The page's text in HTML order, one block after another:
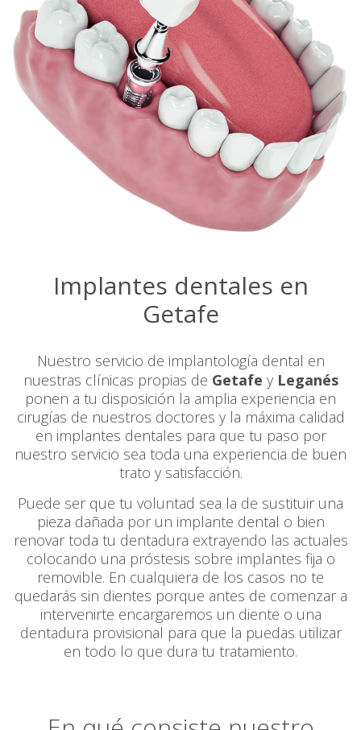
Implantes dentales en
Getafe
Nuestro servicio de implantología dental en
nuestras clínicas propias de Getafe y Leganés
ponen a tu disposición la amplia experiencia en
cirugías de nuestros doctores y la máxima calidad
en implantes dentales para que tu paso por
nuestro servicio sea toda una experiencia de buen
trato y satisfacción.
Puede ser que tu voluntad sea la de sustituir una
pieza dañada por un implante dental o bien
renovar toda tu dentadura extrayendo las actuales
colocando una próstesis sobre implantes fija o
removible. En cualquiera de los casos no te
quedarás sin dientes porque antes de comenzar a
intervenirte encargaremos un diente o una
dentadura provisional para que la puedas utilizar
en todo lo que dura tu tratamiento.